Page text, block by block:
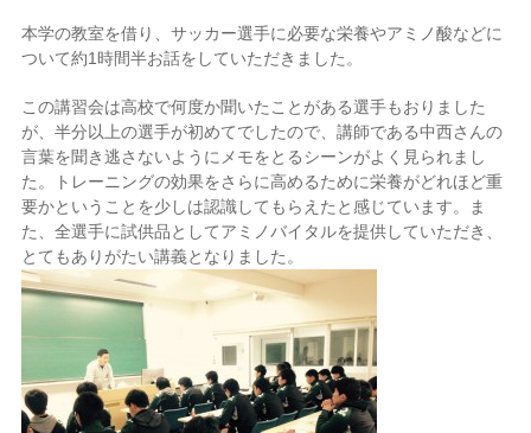
本学の教室を借り、サッカー選手に必要な栄養やアミノ酸などに
ついて約1時間半お話をしていただきました。
この講習会は高校で何度か聞いたことがある選手もおりました
が、半分以上の選手が初めてでしたので、講師である中西さんの
言葉を聞き逃さないようにメモをとるシーンがよく見られまし
た。トレーニングの効果をさらに高めるために栄養がどれほど重
要かということを少しは認識してもらえたと感じています。ま
た、全選手に試供品としてアミノバイタルを提供していただき、
とてもありがたい講義となりました。